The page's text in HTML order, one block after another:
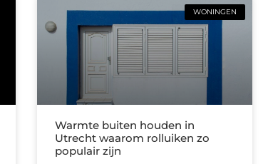
WONINGEN
Warmte buiten houden in
Utrecht waarom rolluiken zo
populair zijn